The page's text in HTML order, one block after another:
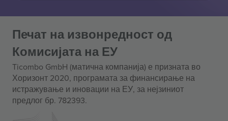
Печат на извонредност од
Комисијата на ЕУ
Ticombo GmbH (матична компанија) е призната во
Хоризонт 2020, програмата за финансирање на
истражување и иновации на ЕУ, за нејзиниот
предлог бр. 782393.